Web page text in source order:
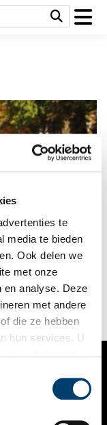
te
media te bieden
Ook delen we
met onze
en analyse. Deze
met andere
die ze hebben
hun services. U
de bekendste
talloze
Maar de straat
terug te zien is
dat hier de
dat er zelfs een